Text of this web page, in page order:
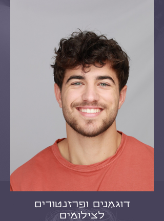
דוגמנים ופרזנטורים
לצילומים